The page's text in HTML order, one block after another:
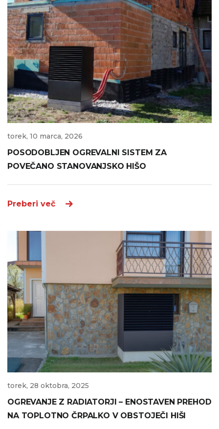
torek, 10 marca, 2026
POSODOBLJEN OGREVALNI SISTEM ZA
POVEČANO STANOVANJSKO HIŠO
Preberi več
torek, 28 oktobra, 2025
OGREVANJE Z RADIATORJI – ENOSTAVEN PREHOD
NA TOPLOTNO ČRPALKO V OBSTOJEČI HIŠI